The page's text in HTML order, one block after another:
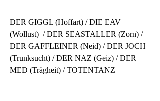
DER GIGGL (Hoffart) / DIE EAV
(Wollust)  / DER SEASTALLER (Zorn) /
DER GAFFLEINER (Neid) / DER JOCH
(Trunksucht) / DER NAZ (Geiz) / DER
MED (Trägheit) / TOTENTANZ